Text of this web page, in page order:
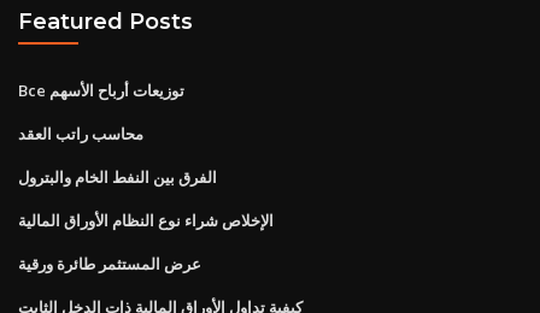
Featured Posts
Bce توزيعات أرباح الأسهم
محاسب راتب العقد
الفرق بين النفط الخام والبترول
الإخلاص شراء نوع النظام الأوراق المالية
عرض المستثمر طائرة ورقية
كيفية تداول الأوراق المالية ذات الدخل الثابت